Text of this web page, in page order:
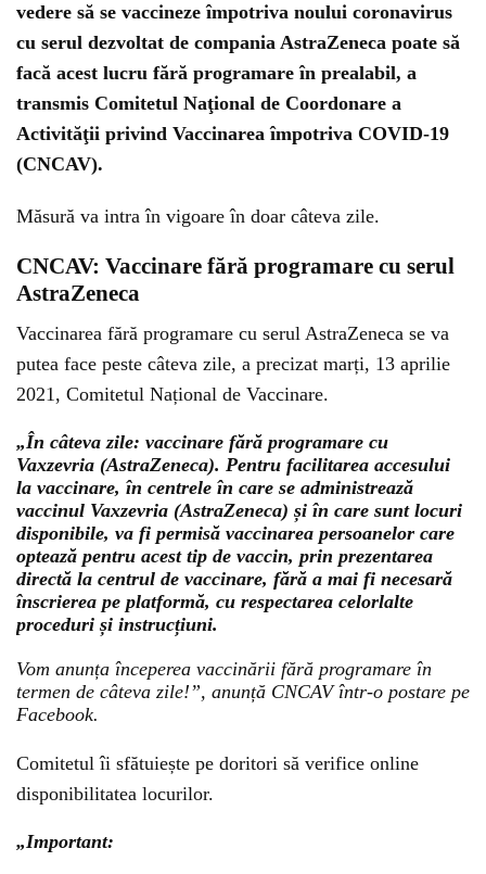
vedere să se vaccineze împotriva noului coronavirus
cu serul dezvoltat de compania AstraZeneca poate să
facă acest lucru fără programare în prealabil, a
transmis Comitetul Naţional de Coordonare a
Activităţii privind Vaccinarea împotriva COVID-19
(CNCAV).
Măsură va intra în vigoare în doar câteva zile.
CNCAV: Vaccinare fără programare cu serul
AstraZeneca
Vaccinarea fără programare cu serul AstraZeneca se va
putea face peste câteva zile, a precizat marți, 13 aprilie
2021, Comitetul Național de Vaccinare.
„În câteva zile: vaccinare fără programare cu
Vaxzevria (AstraZeneca). Pentru facilitarea accesului
la vaccinare, în centrele în care se administrează
vaccinul Vaxzevria (AstraZeneca) și în care sunt locuri
disponibile, va fi permisă vaccinarea persoanelor care
optează pentru acest tip de vaccin, prin prezentarea
directă la centrul de vaccinare, fără a mai fi necesară
înscrierea pe platformă, cu respectarea celorlalte
proceduri și instrucțiuni.
Vom anunța începerea vaccinării fără programare în
termen de câteva zile!”, anunță CNCAV într-o postare pe
Facebook.
Comitetul îi sfătuiește pe doritori să verifice online
disponibilitatea locurilor.
„Important: